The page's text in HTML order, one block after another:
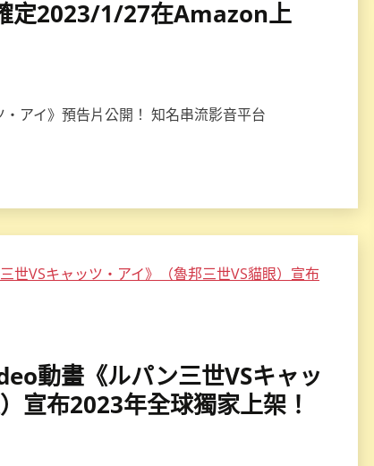
定2023/1/27在Amazon上
アイ》預告片公開！ 知名串流影音平台
動畫《ルパン三世VSキャッ
宣布2023年全球獨家上架！